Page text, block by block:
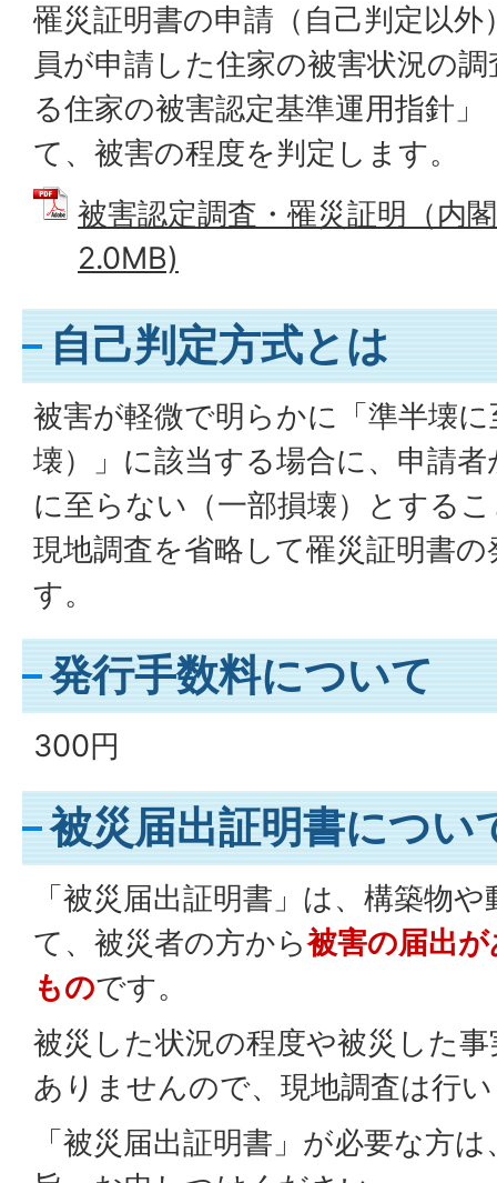
罹災証明書の申請（自己判定以
員が申請した住家の被害状況の
る住家の被害認定基準運用指針
て、被害の程度を判定します。
被害認定調査・罹災証明（内
2.0MB)
自己判定方式とは
被害が軽微で明らかに「準半壊
壊）」に該当する場合に、申請
に至らない（一部損壊）とする
現地調査を省略して罹災証明書
す。
発行手数料について
300円
被災届出証明書につい
「被災届出証明書」は、構築物
て、被災者の方から被害の届出
ものです。
被災した状況の程度や被災した
ありませんので、現地調査は行
「被災届出証明書」が必要な方